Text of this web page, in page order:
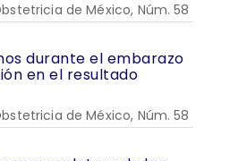
de México, Núm. 58
durante el embarazo
en el resultado
de México, Núm. 58